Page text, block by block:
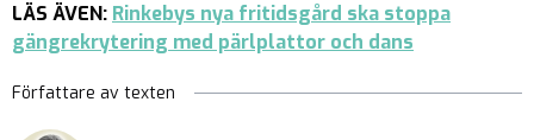
LÄS ÄVEN: Rinkebys nya fritidsgård ska stoppa
gängrekrytering med pärlplattor och dans
Författare av texten